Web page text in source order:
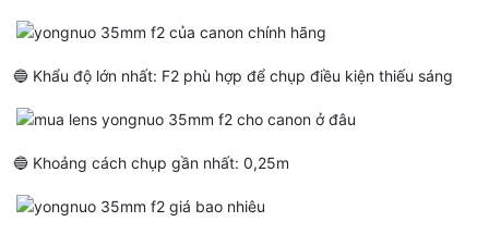
🔵 Khẩu độ lớn nhất: F2 phù hợp để chụp điều kiện thiếu sáng
🔵 Khoảng cách chụp gần nhất: 0,25m